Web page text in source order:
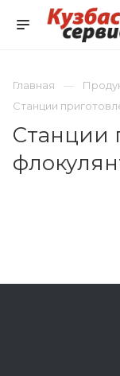
Главная
Станции
Станции